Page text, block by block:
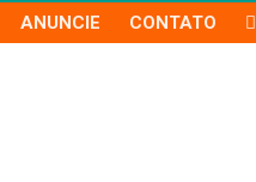
ANUNCIE CONTATO